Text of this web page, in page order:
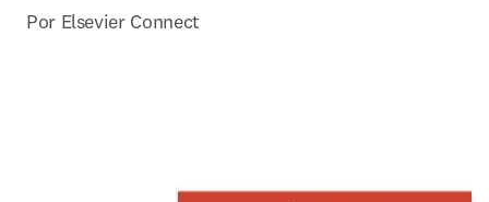
Por Elsevier Connect